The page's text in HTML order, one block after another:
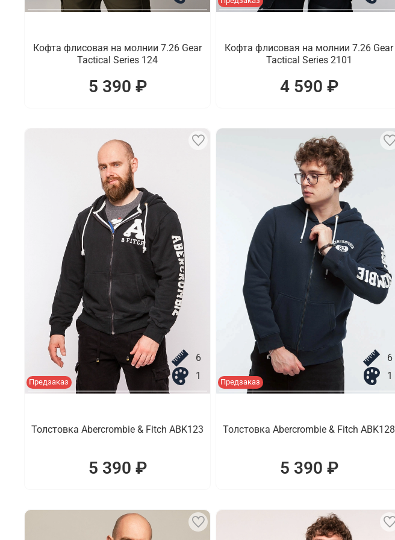
Кофта флисовая на молнии 7.26 Gear
Tactical Series 124
5 390 ₽
Кофта флисовая на молнии 7.26 Gear
Tactical Series 2101
4 590 ₽
Предзаказ
6
1
Толстовка Abercrombie & Fitch ABK123
5 390 ₽
Предзаказ
6
1
Толстовка Abercrombie & Fitch ABK128
5 390 ₽